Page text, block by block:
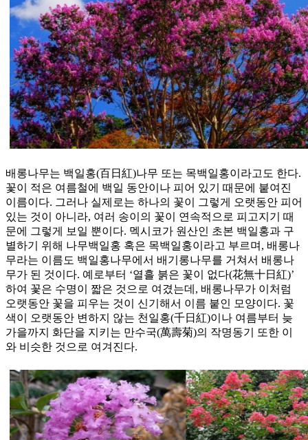
배롱나무는 백일홍(百日紅)나무 또는 목백일홍이라고도 한다.
꽃이 적은 여름철에 백일 동안이나 피어 있기 때문에 붙여진
이름이다. 그러나 실제로는 하나의 꽃이 그렇게 오랫동안 피어
있는 것이 아니라, 여러 송이의 꽃이 연속적으로 피고지기 때
문에 그렇게 보일 뿐이다. 멕시코가 원산인 초본 백일홍과 구
별하기 위해 나무백일홍 혹은 목백일홍이라고 부르며, 배롱나
무라는 이름도 백일홍나무에서 배기롱나무를 거쳐서 배롱나
무가 된 것이다. 예로부터 ‘열흘 붉은 꽃이 없다(花無十日紅)’
하여 꽃은 수명이 짧은 것으로 여겼는데, 배롱나무가 이처럼
오랫동안 꽃을 피우는 것이 신기해서 이름 붙인 모양이다. 꽃
색이 오랫동안 변하지 않는 천일홍(千日紅)이나 여름부터 늦
가을까지 화단을 지키는 만수국(萬壽菊)의 작명동기 또한 이
와 비슷한 것으로 여겨진다.